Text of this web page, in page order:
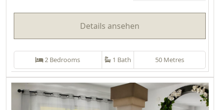
Details ansehen
2 Bedrooms 1 Bath 50 Metres